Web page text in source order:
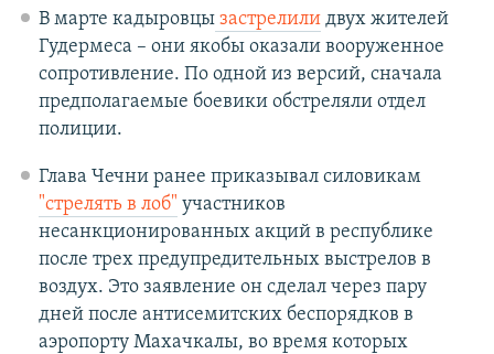
В марте кадыровцызастрелилидвух жителей
Гудермеса – они якобы оказали вооруженное
сопротивление. По одной из версий, сначала
предполагаемые боевики обстреляли отдел
полиции.
Глава Чечни ранее приказывал силовикам
"стрелять в лоб" участников
несанкционированных акций в республике
после трех предупредительных выстрелов в
воздух. Это заявление он сделал через пару
дней после антисемитских беспорядков в
аэропорту Махачкалы, во время которых